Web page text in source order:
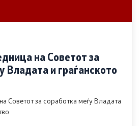
на Советот за
Владата и граѓанското
Советот за соработка меѓу Владата